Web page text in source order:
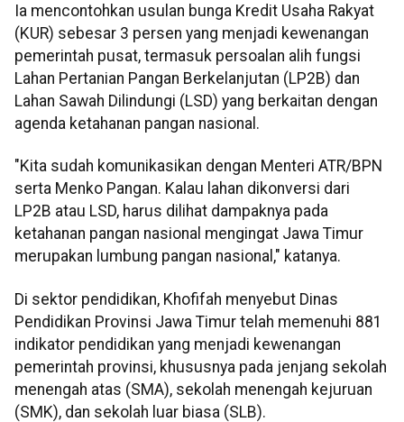
Ia mencontohkan usulan bunga Kredit Usaha Rakyat
(KUR) sebesar 3 persen yang menjadi kewenangan
pemerintah pusat, termasuk persoalan alih fungsi
Lahan Pertanian Pangan Berkelanjutan (LP2B) dan
Lahan Sawah Dilindungi (LSD) yang berkaitan dengan
agenda ketahanan pangan nasional.
"Kita sudah komunikasikan dengan Menteri ATR/BPN
serta Menko Pangan. Kalau lahan dikonversi dari
LP2B atau LSD, harus dilihat dampaknya pada
ketahanan pangan nasional mengingat Jawa Timur
merupakan lumbung pangan nasional," katanya.
Di sektor pendidikan, Khofifah menyebut Dinas
Pendidikan Provinsi Jawa Timur telah memenuhi 881
indikator pendidikan yang menjadi kewenangan
pemerintah provinsi, khususnya pada jenjang sekolah
menengah atas (SMA), sekolah menengah kejuruan
(SMK), dan sekolah luar biasa (SLB).